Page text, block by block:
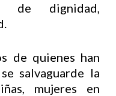
de dignidad,
de quienes han
salvaguarde la
mujeres en